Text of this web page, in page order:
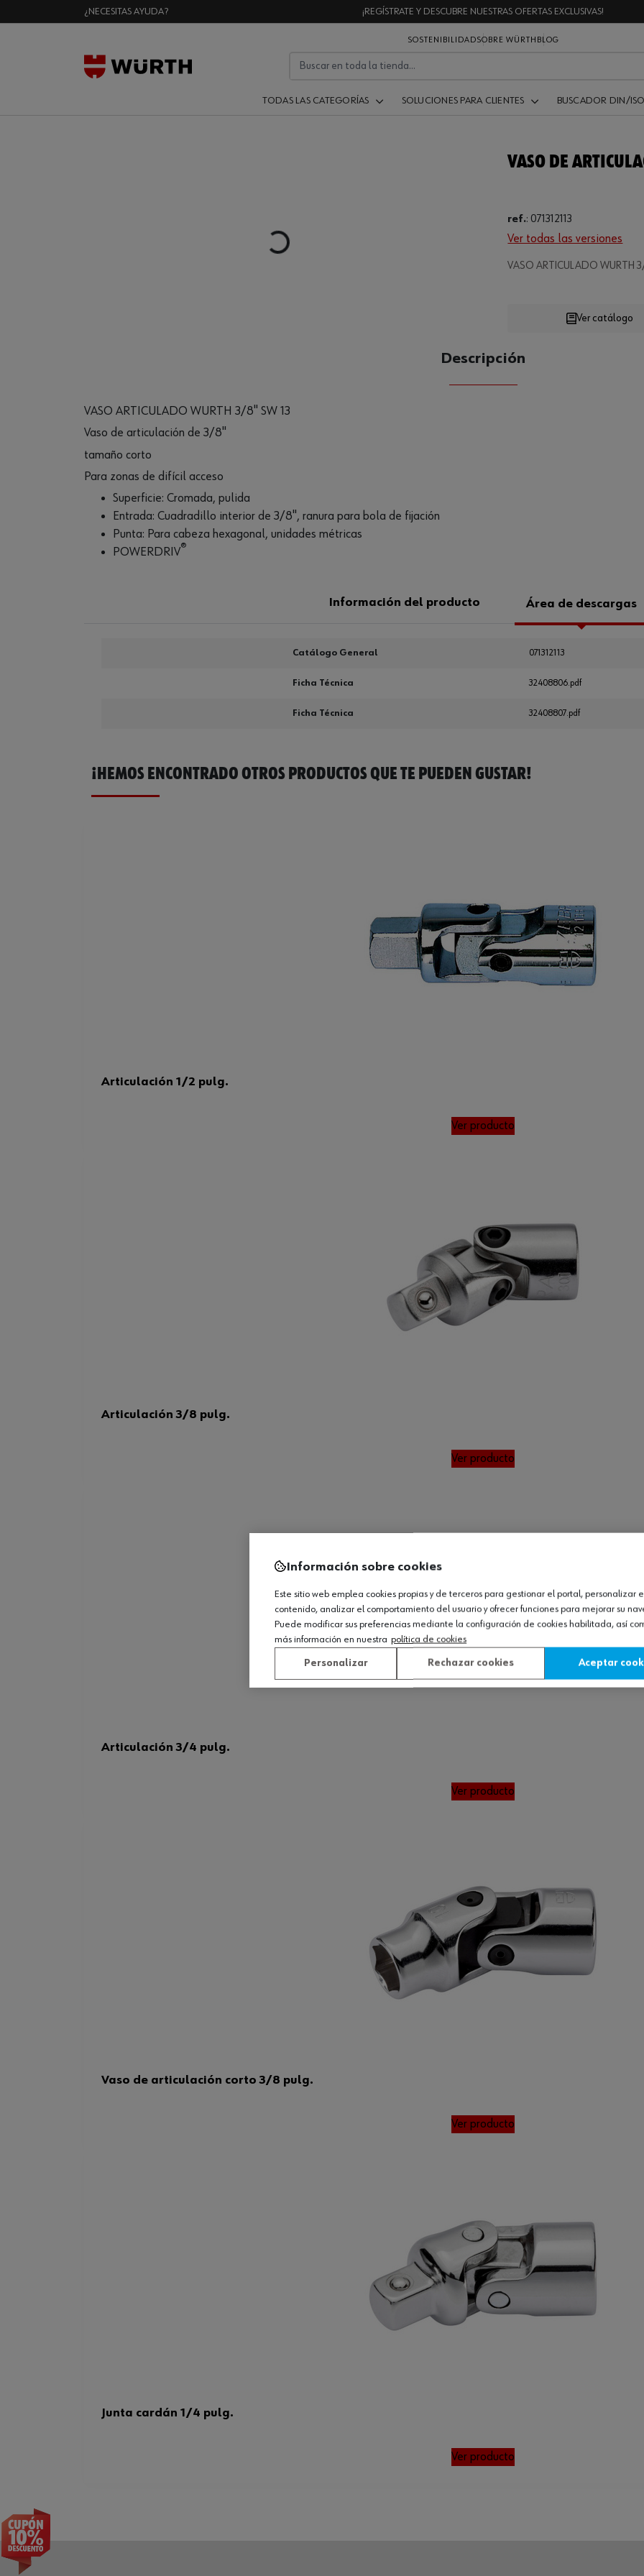
¿NECESITAS AYUDA? ¡REGÍSTRATE Y DESCUBRE NUESTRAS OFERTAS EXCLUSIVAS!
SOSTENIBILIDADSOBRE WÜRTH BLOG
TODAS LAS CATEGORÍAS SOLUCIONES PARA CLIENTES BUSCADOR DIN/ISO
Loading...
VASO DE
ref.: 071312113
Ver todas las versiones
VASO ARTICULADO WURTH
Loading...
CANTIDAD
Ver catálogo
Descripción
VASO ARTICULADO WURTH 3/8" SW 13
Vaso de articulación de 3/8"
tamaño corto
Para zonas de difícil acceso
Superficie: Cromada, pulida
Entrada: Cuadradillo interior de 3/8", ranura para bola de fijación
Punta: Para cabeza hexagonal, unidades métricas
POWERDRIV®
Información del producto Área de descargas
Catálogo General 071312113
Ficha Técnica 32408806.pdf
Ficha Técnica 32408807.pdf
¡HEMOS ENCONTRADO OTROS PRODUCTOS QUE TE PUEDEN GUSTAR!
Articulación 1/2 pulg.
Ver producto
Articulación 3/8 pulg.
Ver producto
Articulación 3/4 pulg.
Ver producto
Vaso de articulación corto 3/8 pulg.
Ver producto
Junta cardán 1/4 pulg.
Ver producto
Información sobre cookies
Este sitio web emplea cookies propias y de terceros para gestionar el portal, personalizar
contenido, analizar el comportamiento del usuario y ofrecer funciones para mejorar su
Puede modificar sus preferencias mediante la configuración de cookies habilitada, así
más información en nuestra política de cookies
Personalizar Rechazar cookies Aceptar